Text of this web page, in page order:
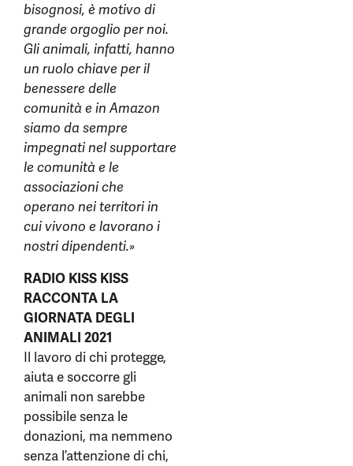
bisognosi, è motivo di
grande orgoglio per noi.
Gli animali, infatti, hanno
un ruolo chiave per il
benessere delle
comunità e in Amazon
siamo da sempre
impegnati nel supportare
le comunità e le
associazioni che
operano nei territori in
cui vivono e lavorano i
nostri dipendenti.»
RADIO KISS KISS
RACCONTA LA
GIORNATA DEGLI
ANIMALI 2021
Il lavoro di chi protegge,
aiuta e soccorre gli
animali non sarebbe
possibile senza le
donazioni, ma nemmeno
senza l’attenzione di chi,